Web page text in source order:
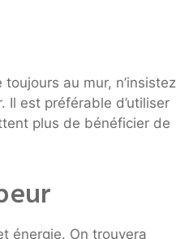
au mur, n’insistez
est préférable d’utiliser
plus de bénéficier de
énergie. On trouvera